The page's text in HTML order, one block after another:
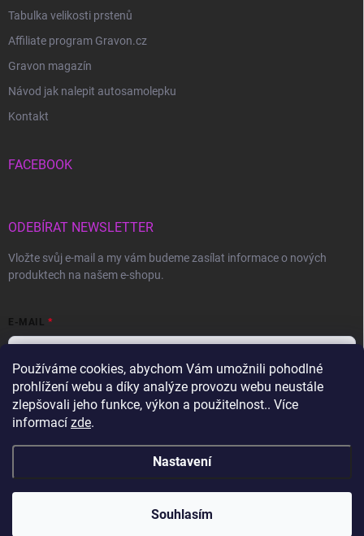
Používáme cookies, abychom Vám umožnili pohodlné
prohlížení webu a díky analýze provozu webu neustále
zlepšovali jeho funkce, výkon a použitelnost.. Více
informací zde.
Nastavení
Souhlasím
Tabulka velikosti prstenů
Affiliate program Gravon.cz
Gravon magazín
Návod jak nalepit autosamolepku
Kontakt
FACEBOOK
ODEBÍRAT NEWSLETTER
Vložte svůj e-mail a my vám budeme zasílat informace o nových
produktech na našem e-shopu.
E-MAIL
Vložením e-mailu souhlasíte spodmínkami ochrany osobních údajů
Přihlásit se
Gravon.cz . Všechna práva vyhrazena.